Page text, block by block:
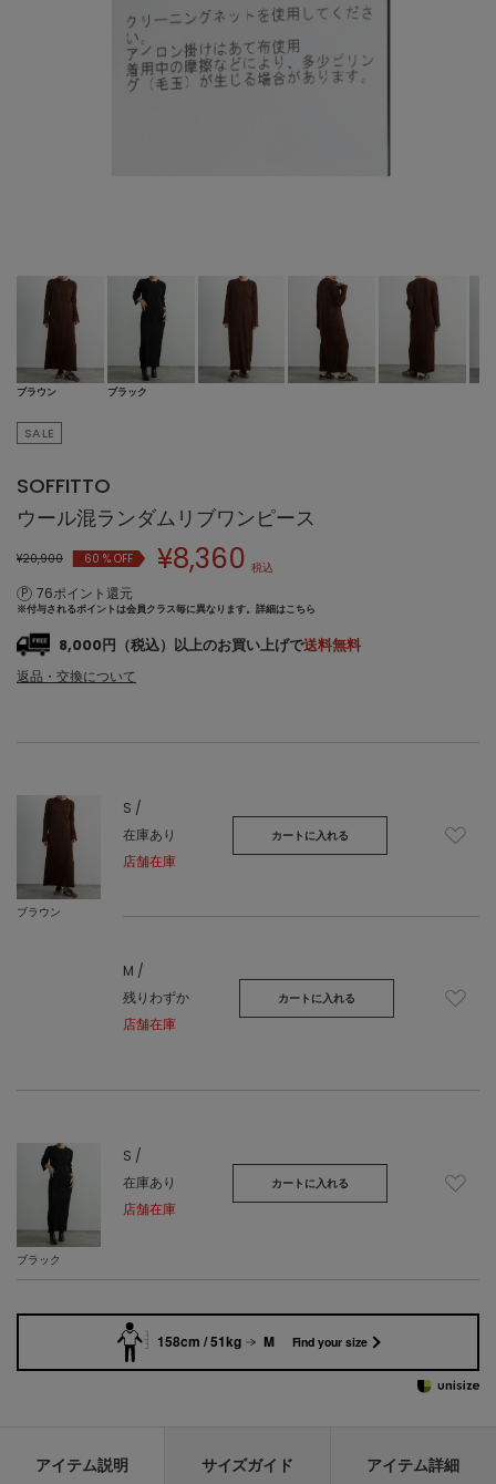
ブラウン ブラック
SALE
SOFFITTO
ウール混ランダムリブワンピース
¥20,900 60% OFF ¥8,360 税込
76ポイント還元
※付与されるポイントは会員クラス毎に異なります。 詳細はこちら
8,000円（税込）以上のお買い上げで送料無料
返品・交換について
ブラウン
S /
在庫あり
店舗在庫
カートに入れる
M /
残りわずか
店舗在庫
カートに入れる
ブラック
S /
在庫あり
店舗在庫
カートに入れる
158cm / 51kg M Find your size
アイテム説明 サイズガイド アイテム詳細